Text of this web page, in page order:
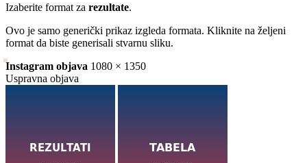
Izaberite format za rezultate.
Ovo je samo generički prikaz izgleda formata. Kliknite na željeni
format da biste generisali stvarnu sliku.
Instagram objava 1080 × 1350
Uspravna objava